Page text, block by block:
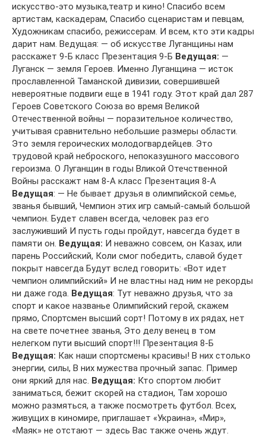
искусство-это музыка,театр и кино! Спасибо всем
артистам, каскадерам, Спасибо сценаристам и певцам,
Художникам спасибо, режиссерам. И всем, кто эти кадры
дарит нам. Ведущая: — об искусстве Луганщины нам
расскажет 9-Б класс Презентация 9-Б Ведущая: —
Луганск — земля Героев. Именно Луганщина — исток
прославленной Таманской дивизии, совершившей
невероятные подвиги еще в 1941 году. Этот край дал 287
Героев Советского Союза во время Великой
Отечественной войны — поразительное количество,
учитывая сравнительно небольшие размеры области.
Это земля героических молодогвардейцев. Это
трудовой край неброского, непоказушного массового
героизма. О Луганщин в годы Вликой Отечственной
Войны расскажт нам 8-А класс Презентация 8-А
Ведущая: — Не бывает друзья в олимпийской семье,
званья бывший, Чемпион этих игр самый-самый большой
чемпион. Будет славен всегда, человек раз его
заслуживший И пусть годы пройдут, навсегда будет в
памяти он. Ведущая: И неважно совсем, он Казах, или
парень Российский, Коли смог победить, славой будет
покрыт навсегда Будут вслед говорить: «Вот идет
чемпион олимпийский» И не властны над ним не рекорды
ни даже года. Ведущая: Тут неважно друзья, что за
спорт и какое названье Олимпийский герой, скажем
прямо, Спортсмен высший сорт! Потому в их рядах, нет
на свете почетнее званья, Это делу венец в том
нелегком пути высший спорт!!! Презентация 8-Б
Ведущая: Как наши спортсмены красивы! В них столько
энергии, силы, В них мужества прочный запас. Пример
они яркий для нас. Ведущая: Кто спортом любит
заниматься, бежит скорей на стадион, Там хорошо
можно размяться, а также посмотреть футбол. Всех,
живущих в киномире, приглашает «Украина», «Мир»,
«Маяк» не отстают — здесь Вас также очень ждут.